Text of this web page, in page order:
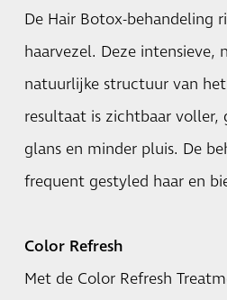
De Hair Botox-behandeling
haarvezel. Deze intensieve,
natuurlijke structuur van
resultaat is zichtbaar voller,
glans en minder pluis. De
frequent gestyled haar en
Color Refresh
Met de Color Refresh